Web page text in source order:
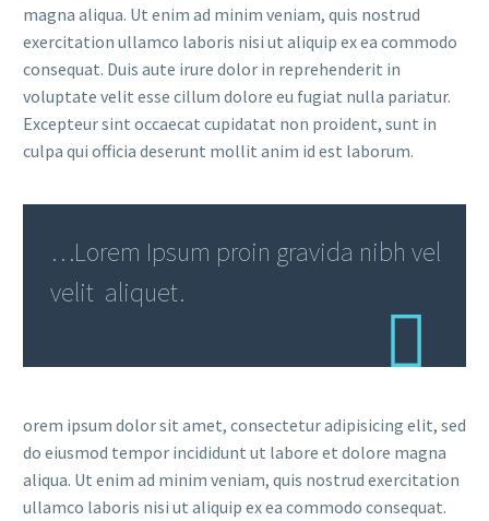
magna aliqua. Ut enim ad minim veniam, quis nostrud
exercitation ullamco laboris nisi ut aliquip ex ea commodo
consequat. Duis aute irure dolor in reprehenderit in
voluptate velit esse cillum dolore eu fugiat nulla pariatur.
Excepteur sint occaecat cupidatat non proident, sunt in
culpa qui officia deserunt mollit anim id est laborum.
…Lorem Ipsum proin gravida nibh vel
velit aliquet.
orem ipsum dolor sit amet, consectetur adipisicing elit, sed
do eiusmod tempor incididunt ut labore et dolore magna
aliqua. Ut enim ad minim veniam, quis nostrud exercitation
ullamco laboris nisi ut aliquip ex ea commodo consequat.